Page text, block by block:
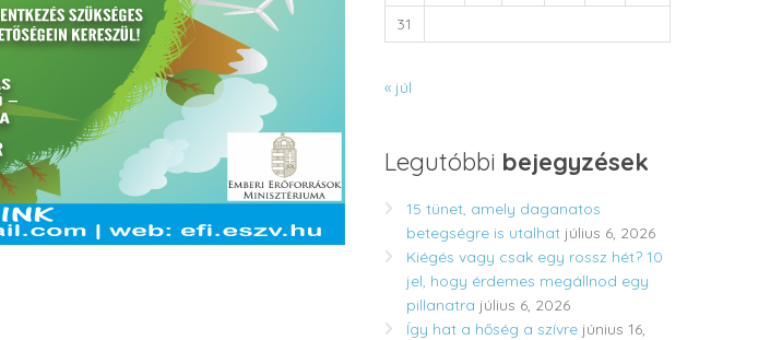
31
« júl
Legutóbbi bejegyzések
15 tünet, amely daganatos
betegségre is utalhat július 6, 2026
Kiégés vagy csak egy rossz hét? 10
jel, hogy érdemes megállnod egy
pillanatra július 6, 2026
Így hat a hőség a szívre június 16,